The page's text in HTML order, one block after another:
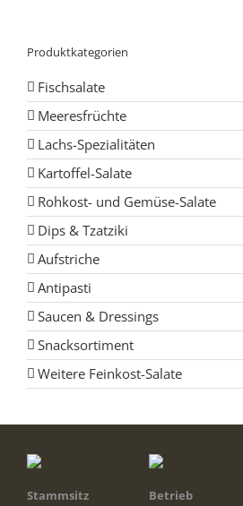
Produktkategorien
Fischsalate
Meeresfrüchte
Lachs-Spezialitäten
Kartoffel-Salate
Rohkost- und Gemüse-Salate
Dips & Tzatziki
Aufstriche
Antipasti
Saucen & Dressings
Snacksortiment
Weitere Feinkost-Salate
Stammsitz
Betrieb